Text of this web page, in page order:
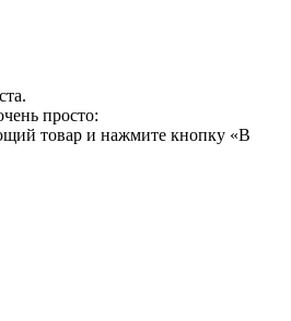
просто:
товар и нажмите кнопку «В